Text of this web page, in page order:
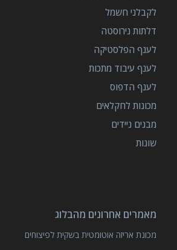
לקבלני חשמל
דלתות נירוסטה
לענף הפלסטיקה
לענף עיבוד מתכות
לענף הדפוס
מכונות לחקלאים
מבנים ניידים
שונות
מאמרים אחרונים מהבלוג
מכונת אריזה אוטומטית בשקית לפיצוחים